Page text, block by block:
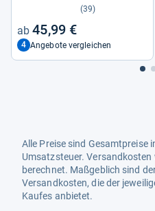
(39)
45,99 €
4 Angebote vergleichen
Alle Preise sind Gesamtpreise
Umsatzsteuer.
berechnet. Maßgeblich sind
Versandkosten, die der
Kaufes anbietet.